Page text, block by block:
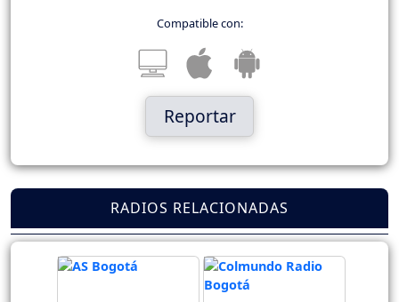
Compatible con:
Reportar
RADIOS RELACIONADAS